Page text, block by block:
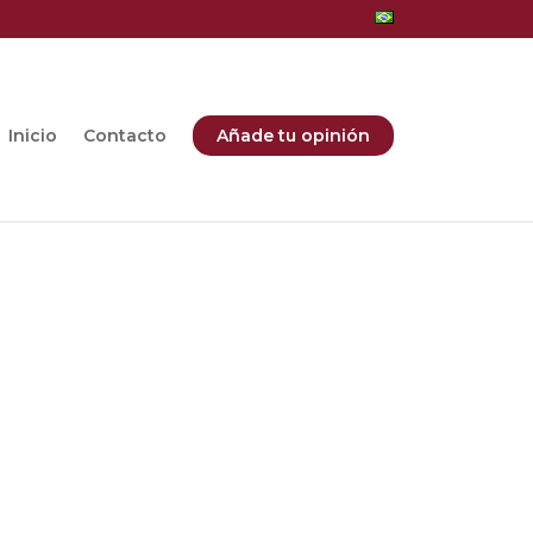
Inicio Contacto Añade tu opinión